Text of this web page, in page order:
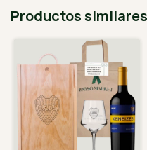
Productos similares